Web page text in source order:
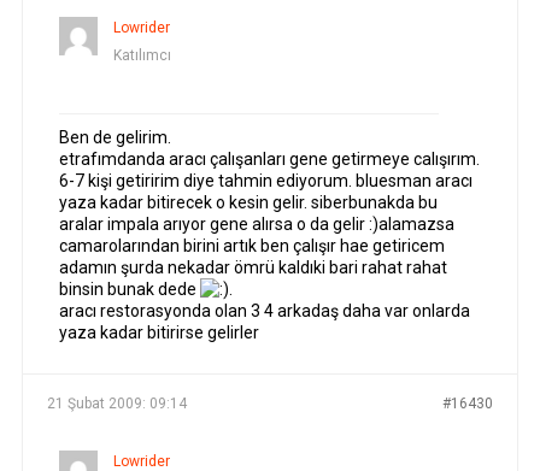
Lowrider
Katılımcı
Ben de gelirim.
etrafımdanda aracı çalışanları gene getirmeye calışırım.
6-7 kişi getiririm diye tahmin ediyorum. bluesman aracı
yaza kadar bitirecek o kesin gelir. siberbunakda bu
aralar impala arıyor gene alırsa o da gelir :)alamazsa
camarolarından birini artık ben çalışır hae getiricem
adamın şurda nekadar ömrü kaldıki bari rahat rahat
binsin bunak dede
aracı restorasyonda olan 3 4 arkadaş daha var onlarda
yaza kadar bitirirse gelirler
21 Şubat 2009: 09:14 #16430
Lowrider